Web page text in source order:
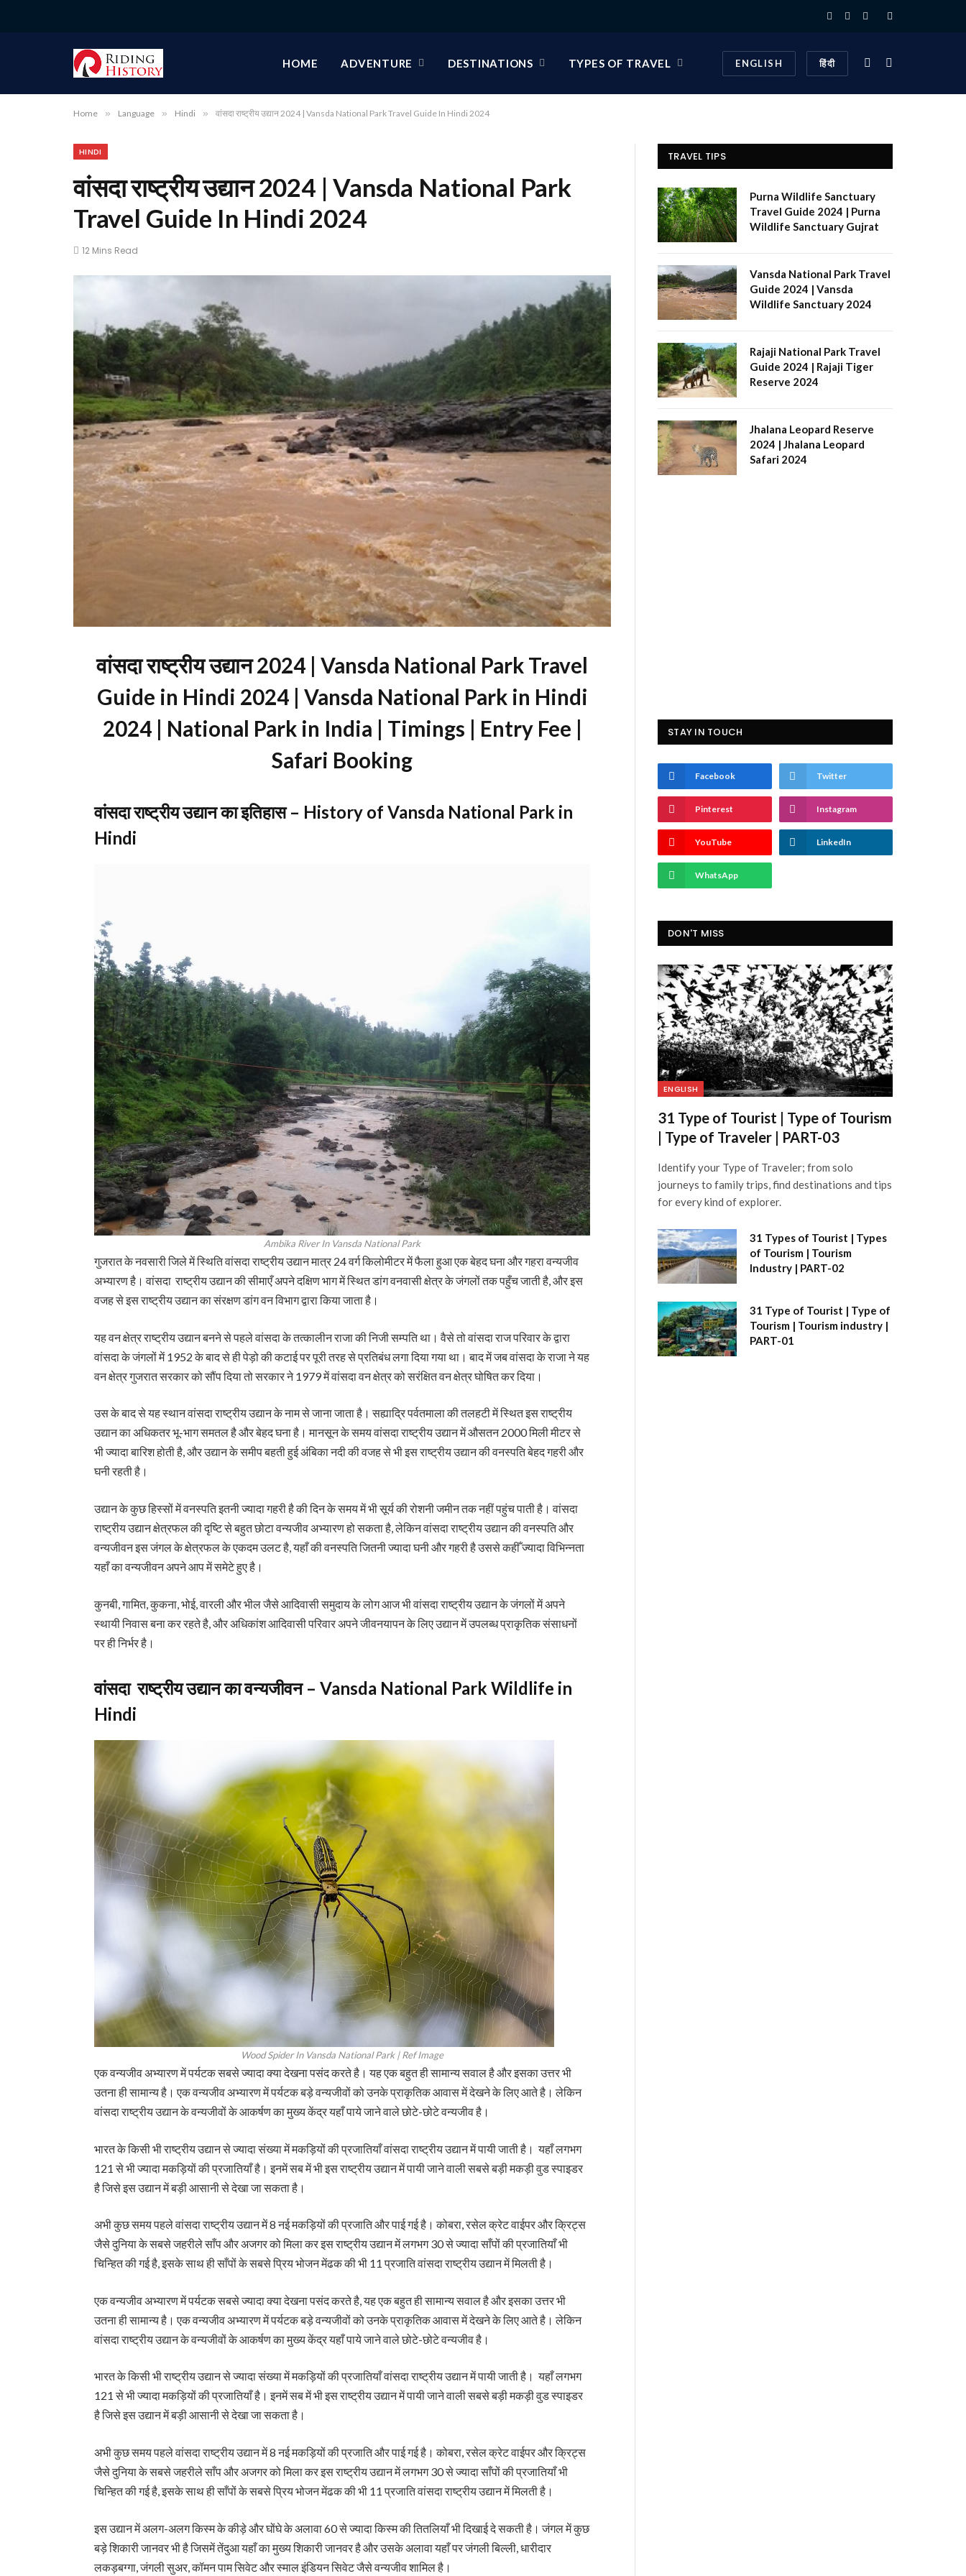
Facebook
X
Instagram
HOME ADVENTURE DESTINATIONS TYPES OF TRAVEL ENGLISH हिंदी
Home » Language » Hindi » वांसदा राष्ट्रीय उद्यान 2024 | Vansda National Park Travel Guide In Hindi 2024
HINDI
वांसदा राष्ट्रीय उद्यान 2024 | Vansda National Park
Travel Guide In Hindi 2024
12 Mins Read
वांसदा राष्ट्रीय उद्यान 2024 | Vansda National Park Travel
Guide in Hindi 2024 | Vansda National Park in Hindi
2024 | National Park in India | Timings | Entry Fee |
Safari Booking
वांसदा राष्ट्रीय उद्यान का इतिहास – History of Vansda National Park in
Hindi
Ambika River In Vansda National Park
गुजरात के नवसारी जिले में स्थिति वांसदा राष्ट्रीय उद्यान मात्र 24 वर्ग किलोमीटर में फैला हुआ एक बेहद घना और गहरा वन्यजीव
अभ्यारण है। वांसदा राष्ट्रीय उद्यान की सीमाएँ अपने दक्षिण भाग में स्थित डांग वनवासी क्षेत्र के जंगलों तक पहुँच जाती है, और इस
वजह से इस राष्ट्रीय उद्यान का संरक्षण डांग वन विभाग द्वारा किया जाता है।
यह वन क्षेत्र राष्ट्रीय उद्यान बनने से पहले वांसदा के तत्कालीन राजा की निजी सम्पति था। वैसे तो वांसदा राज परिवार के द्वारा
वांसदा के जंगलों में 1952 के बाद से ही पेड़ो की कटाई पर पूरी तरह से प्रतिबंध लगा दिया गया था। बाद में जब वांसदा के राजा ने यह
वन क्षेत्र गुजरात सरकार को सौंप दिया तो सरकार ने 1979 में वांसदा वन क्षेत्र को सरंक्षित वन क्षेत्र घोषित कर दिया।
उस के बाद से यह स्थान वांसदा राष्ट्रीय उद्यान के नाम से जाना जाता है। सह्याद्रि पर्वतमाला की तलहटी में स्थित इस राष्ट्रीय
उद्यान का अधिकतर भू-भाग समतल है और बेहद घना है। मानसून के समय वांसदा राष्ट्रीय उद्यान में औसतन 2000 मिली मीटर से
भी ज्यादा बारिश होती है, और उद्यान के समीप बहती हुई अंबिका नदी की वजह से भी इस राष्ट्रीय उद्यान की वनस्पति बेहद गहरी और
घनी रहती है।
उद्यान के कुछ हिस्सों में वनस्पति इतनी ज्यादा गहरी है की दिन के समय में भी सूर्य की रोशनी जमीन तक नहीं पहुंच पाती है। वांसदा
राष्ट्रीय उद्यान क्षेत्रफल की दृष्टि से बहुत छोटा वन्यजीव अभ्यारण हो सकता है, लेकिन वांसदा राष्ट्रीय उद्यान की वनस्पति और
वन्यजीवन इस जंगल के क्षेत्रफल के एकदम उलट है, यहाँ की वनस्पति जितनी ज्यादा घनी और गहरी है उससे कहीँ ज्यादा विभिन्नता
यहाँ का वन्यजीवन अपने आप में समेटे हुए है।
कुनबी, गामित, कुकना, भोई, वारली और भील जैसे आदिवासी समुदाय के लोग आज भी वांसदा राष्ट्रीय उद्यान के जंगलों में अपने
स्थायी निवास बना कर रहते है, और अधिकांश आदिवासी परिवार अपने जीवनयापन के लिए उद्यान में उपलब्ध प्राकृतिक संसाधनों
पर ही निर्भर है।
वांसदा राष्ट्रीय उद्यान का वन्यजीवन – Vansda National Park Wildlife in
Hindi
Wood Spider In Vansda National Park | Ref Image
एक वन्यजीव अभ्यारण में पर्यटक सबसे ज्यादा क्या देखना पसंद करते है। यह एक बहुत ही सामान्य सवाल है और इसका उत्तर भी
उतना ही सामान्य है। एक वन्यजीव अभ्यारण में पर्यटक बड़े वन्यजीवों को उनके प्राकृतिक आवास में देखने के लिए आते है। लेकिन
वांसदा राष्ट्रीय उद्यान के वन्यजीवों के आकर्षण का मुख्य केंद्र यहाँ पाये जाने वाले छोटे-छोटे वन्यजीव है।
भारत के किसी भी राष्ट्रीय उद्यान से ज्यादा संख्या में मकड़ियों की प्रजातियाँ वांसदा राष्ट्रीय उद्यान में पायी जाती है। यहाँ लगभग
121 से भी ज्यादा मकड़ियों की प्रजातियाँ है। इनमें सब में भी इस राष्ट्रीय उद्यान में पायी जाने वाली सबसे बड़ी मकड़ी वुड स्पाइडर
है जिसे इस उद्यान में बड़ी आसानी से देखा जा सकता है।
अभी कुछ समय पहले वांसदा राष्ट्रीय उद्यान में 8 नई मकड़ियों की प्रजाति और पाई गई है। कोबरा, रसेल क्रेट वाईपर और क्रिट्स
जैसे दुनिया के सबसे जहरीले साँप और अजगर को मिला कर इस राष्ट्रीय उद्यान में लगभग 30 से ज्यादा साँपों की प्रजातियाँ भी
चिन्हित की गई है, इसके साथ ही साँपों के सबसे प्रिय भोजन मेंढक की भी 11 प्रजाति वांसदा राष्ट्रीय उद्यान में मिलती है।
एक वन्यजीव अभ्यारण में पर्यटक सबसे ज्यादा क्या देखना पसंद करते है, यह एक बहुत ही सामान्य सवाल है और इसका उत्तर भी
उतना ही सामान्य है। एक वन्यजीव अभ्यारण में पर्यटक बड़े वन्यजीवों को उनके प्राकृतिक आवास में देखने के लिए आते है। लेकिन
वांसदा राष्ट्रीय उद्यान के वन्यजीवों के आकर्षण का मुख्य केंद्र यहाँ पाये जाने वाले छोटे-छोटे वन्यजीव है।
भारत के किसी भी राष्ट्रीय उद्यान से ज्यादा संख्या में मकड़ियों की प्रजातियाँ वांसदा राष्ट्रीय उद्यान में पायी जाती है। यहाँ लगभग
121 से भी ज्यादा मकड़ियों की प्रजातियाँ है। इनमें सब में भी इस राष्ट्रीय उद्यान में पायी जाने वाली सबसे बड़ी मकड़ी वुड स्पाइडर
है जिसे इस उद्यान में बड़ी आसानी से देखा जा सकता है।
अभी कुछ समय पहले वांसदा राष्ट्रीय उद्यान में 8 नई मकड़ियों की प्रजाति और पाई गई है। कोबरा, रसेल क्रेट वाईपर और क्रिट्स
जैसे दुनिया के सबसे जहरीले साँप और अजगर को मिला कर इस राष्ट्रीय उद्यान में लगभग 30 से ज्यादा साँपों की प्रजातियाँ भी
चिन्हित की गई है, इसके साथ ही साँपों के सबसे प्रिय भोजन मेंढक की भी 11 प्रजाति वांसदा राष्ट्रीय उद्यान में मिलती है।
इस उद्यान में अलग-अलग किस्म के कीड़े और घोंघे के अलावा 60 से ज्यादा किस्म की तितलियाँ भी दिखाई दे सकती है। जंगल में कुछ
बड़े शिकारी जानवर भी है जिसमें तेंदुआ यहाँ का मुख्य शिकारी जानवर है और उसके अलावा यहाँ पर जंगली बिल्ली, धारीदार
लकड़बग्गा, जंगली सुअर, कॉमन पाम सिवेट और स्माल इंडियन सिवेट जैसे वन्यजीव शामिल है।
TRAVEL TIPS
Purna Wildlife Sanctuary
Travel Guide 2024 | Purna
Wildlife Sanctuary Gujrat
Vansda National Park Travel
Guide 2024 | Vansda
Wildlife Sanctuary 2024
Rajaji National Park Travel
Guide 2024 | Rajaji Tiger
Reserve 2024
Jhalana Leopard Reserve
2024 | Jhalana Leopard
Safari 2024
STAY IN TOUCH
Facebook Twitter
Pinterest Instagram
YouTube LinkedIn
WhatsApp
DON'T MISS
ENGLISH
31 Type of Tourist | Type of Tourism
| Type of Traveler | PART-03
Identify your Type of Traveler; from solo
journeys to family trips, find destinations and tips
for every kind of explorer.
31 Types of Tourist | Types
of Tourism | Tourism
Industry | PART-02
31 Type of Tourist | Type of
Tourism | Tourism industry |
PART-01